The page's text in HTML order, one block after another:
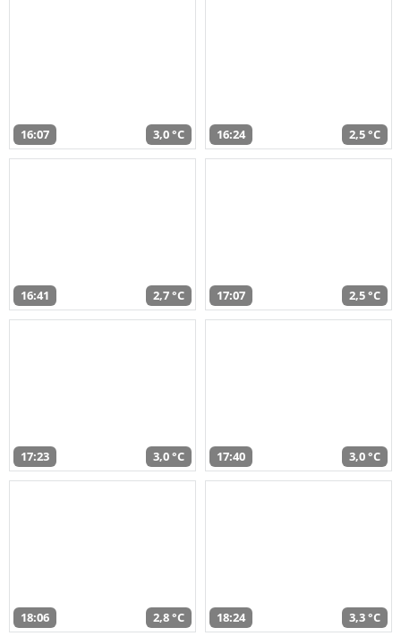
16:07 3,0 °C 16:24 2,5 °C
16:41 2,7 °C 17:07 2,5 °C
17:23 3,0 °C 17:40 3,0 °C
18:06 2,8 °C 18:24 3,3 °C